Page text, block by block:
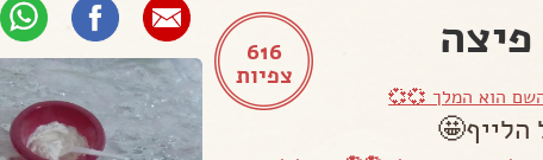
616
צפיות
פיצה
הוא המלך 💞💞
הלייף🤩